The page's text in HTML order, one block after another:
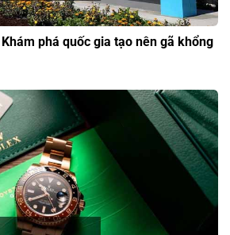
phá quốc gia tạo nên gã khổng